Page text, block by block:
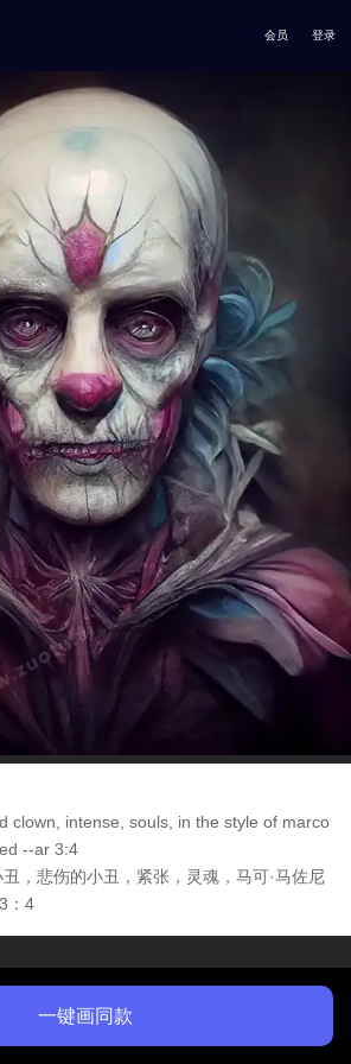
会员 登录
clown, intense, souls, in the style of marco
--ar 3:4
，悲伤的小丑，紧张，灵魂，马可·马佐尼
：4
一键画同款